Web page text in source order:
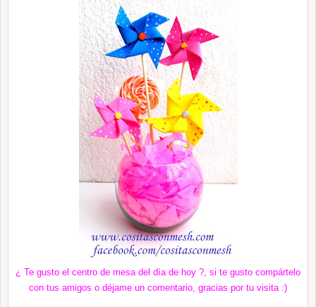
¿ Te gusto el centro de mesa del día de hoy ?, si te gusto compártelo
con tus amigos o déjame un comentario, gracias por tu visita :)